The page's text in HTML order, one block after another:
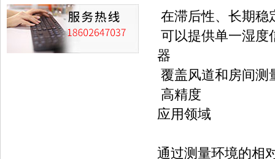
在滞后性、长期稳
可以提供单一湿度
器
覆盖风道和房间测
高精度
应用领域
通过测量环境的相